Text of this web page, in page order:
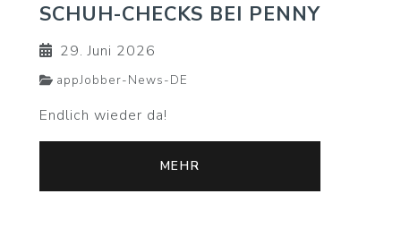
SCHUH-CHECKS BEI PENNY
29. Juni 2026
appJobber-News-DE
Endlich wieder da!
MEHR